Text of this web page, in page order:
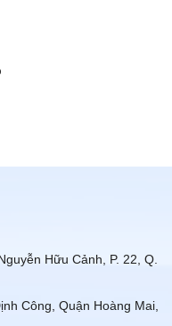
Hữu Cảnh, P. 22, Q.
Công, Quận Hoàng Mai,